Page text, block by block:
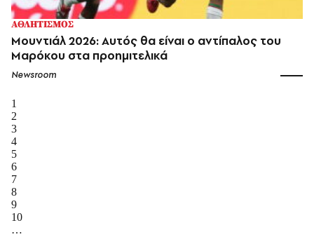
ΑΘΛΗΤΙΣΜΟΣ
Μουντιάλ 2026: Αυτός θα είναι ο αντίπαλος του
Μαρόκου στα προημιτελικά
Newsroom
1
2
3
4
5
6
7
8
9
10
…